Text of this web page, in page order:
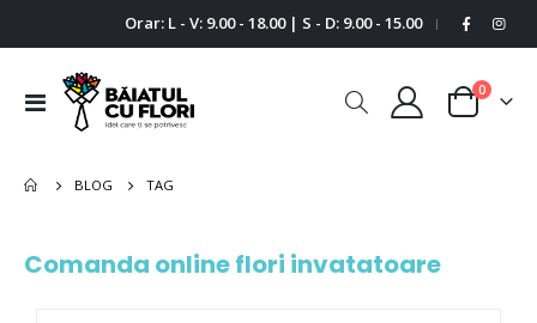
Orar: L - V: 9.00 - 18.00 | S - D: 9.00 - 15.00 |
Comutare
Cart
0
BLOG TAG
Comanda online flori invatatoare